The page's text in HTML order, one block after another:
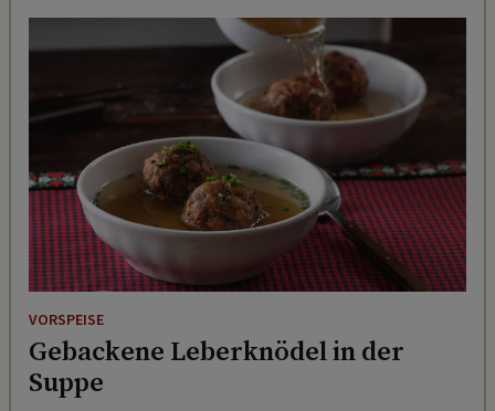
VORSPEISE
Gebackene Leberknödel in der
Suppe